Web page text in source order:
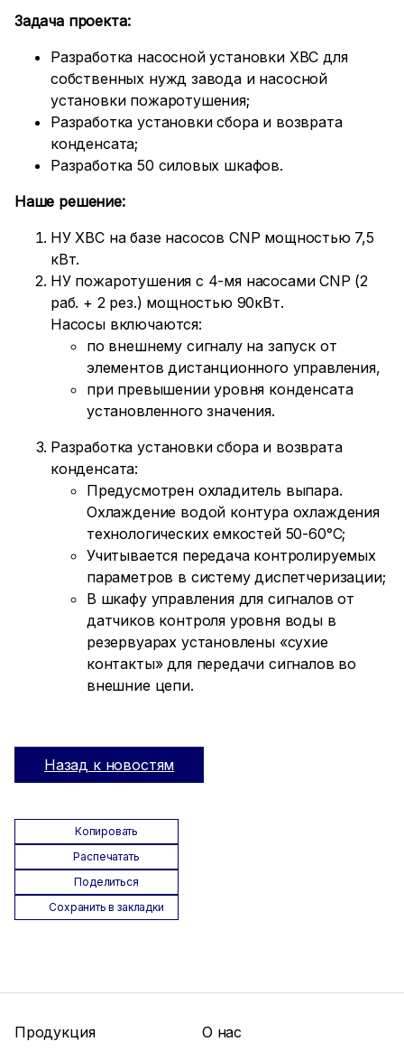
Задача проекта:
Разработка насосной установки ХВС для
собственных нужд завода и насосной
установки пожаротушения;
Разработка установки сбора и возврата
конденсата;
Разработка 50 силовых шкафов.
Наше решение:
НУ ХВС на базе насосов CNP мощностью 7,5
кВт.
НУ пожаротушения с 4-мя насосами CNP (2
раб. + 2 рез.) мощностью 90кВт.
Насосы включаются:
по внешнему сигналу на запуск от
элементов дистанционного управления,
при превышении уровня конденсата
установленного значения.
Разработка установки сбора и возврата
конденсата:
Предусмотрен охладитель выпара.
Охлаждение водой контура охлаждения
технологических емкостей 50-60°С;
Учитывается передача контролируемых
параметров в систему диспетчеризации;
В шкафу управления для сигналов от
датчиков контроля уровня воды в
резервуарах установлены «сухие
контакты» для передачи сигналов во
внешние цепи.
Назад к новостям
Копировать
Распечатать
Поделиться
Сохранить в закладки
Продукция О нас